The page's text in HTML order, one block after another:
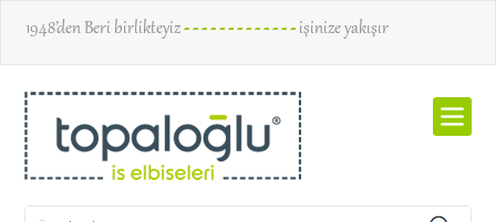
1948’den Beri birlikteyiz- - - - - - - - - - - - - işinize yakışır